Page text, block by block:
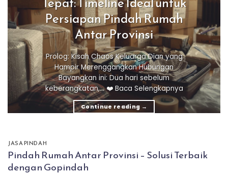
Persiapan Pindah Rumah
Antar Provinsi
Prolog: Kisah Chaos Keluarga Dian yang
Hampir Merenggangkan Hubungan
Bayangkan ini: Dua hari sebelum
keberangkatan,... ❤️ Baca Selengkapnya
Continue reading →
JASA PINDAH
Pindah Rumah Antar Provinsi – Solusi Terbaik
dengan Gopindah